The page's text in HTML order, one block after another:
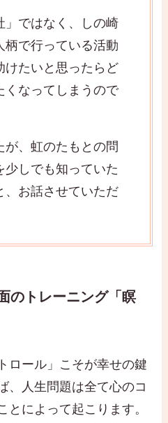
」ではなく、しの崎
柄で行っている活動
けたいと思ったらど
くなってしまうので
が、虹のたもとの問
少しでも知っていた
、お話させていただ
のトレーニング「瞑
ロール」こそが幸せの鍵
、人生問題は全て心のコ
とによって起こります。